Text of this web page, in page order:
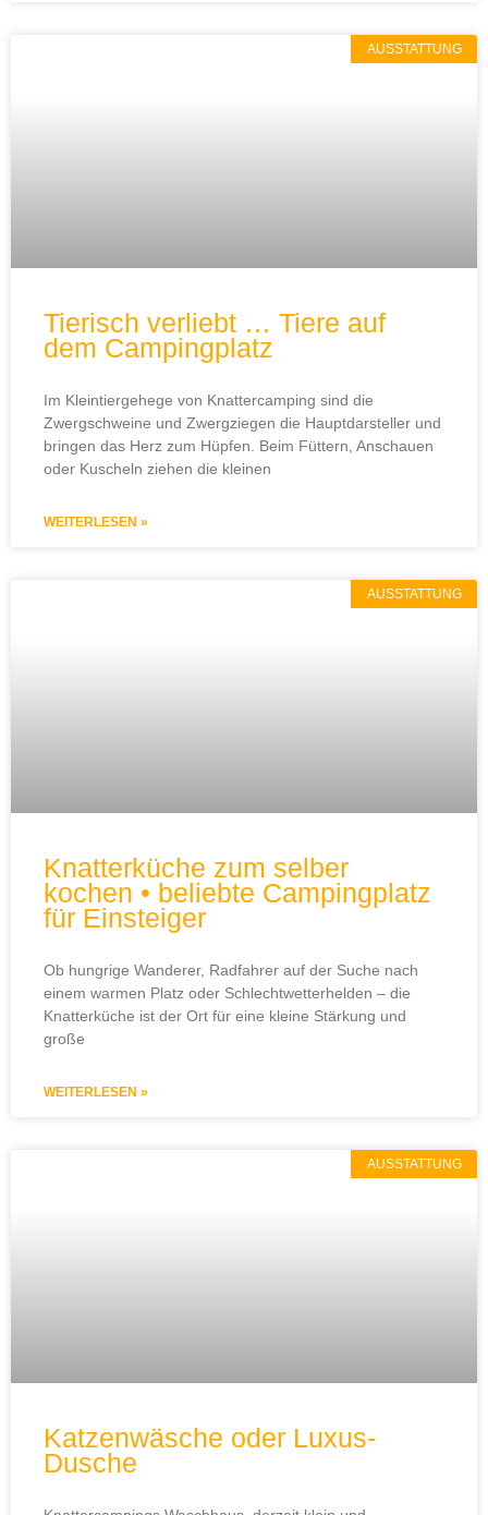
AUSSTATTUNG
Tierisch verliebt … Tiere auf
dem Campingplatz
Im Kleintiergehege von Knattercamping sind die
Zwergschweine und Zwergziegen die Hauptdarsteller und
bringen das Herz zum Hüpfen. Beim Füttern, Anschauen
oder Kuscheln ziehen die kleinen
WEITERLESEN »
AUSSTATTUNG
Knatterküche zum selber
kochen • beliebte Campingplatz
für Einsteiger
Ob hungrige Wanderer, Radfahrer auf der Suche nach
einem warmen Platz oder Schlechtwetterhelden – die
Knatterküche ist der Ort für eine kleine Stärkung und
große
WEITERLESEN »
AUSSTATTUNG
Katzenwäsche oder Luxus-
Dusche